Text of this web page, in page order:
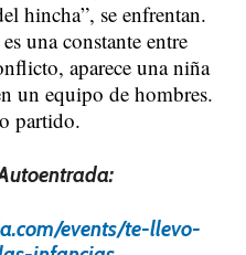
hincha”, se enfrentan.
una constante entre
aparece una niña
un equipo de hombres.
partido.
events/te-llevo-